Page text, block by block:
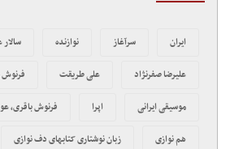
ایران سرآغاز نوازنده
علیرضا صفرنژاد علی طریقت فرنوش
موسیقی ایرانی اپرا فرنوش باقری،
هم نوازی زبان نوشتاری کتابهای دف نوازی